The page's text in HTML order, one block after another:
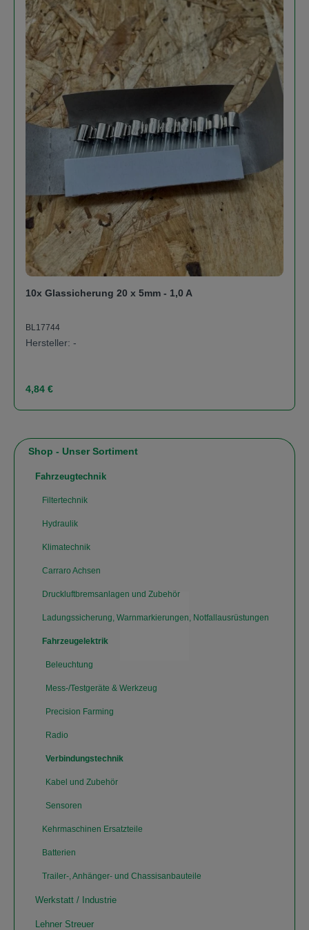
Shop - Unser Sortiment
Fahrzeugtechnik
Filtertechnik
Hydraulik
Klimatechnik
Carraro Achsen
Druckluftbremsanlagen und Zubehör
Ladungssicherung, Warnmarkierungen, Notfallausrüstungen
Fahrzeugelektrik
Beleuchtung
Mess-/Testgeräte & Werkzeug
Precision Farming
Radio
Verbindungstechnik
Kabel und Zubehör
Sensoren
Kehrmaschinen Ersatzteile
Batterien
Trailer-, Anhänger- und Chassisanbauteile
Werkstatt / Industrie
Lehner Streuer
10x Glassicherung 20 x 5mm - 1,0 A
BL17744
Hersteller: -
Regulärer Preis:
4,84 €